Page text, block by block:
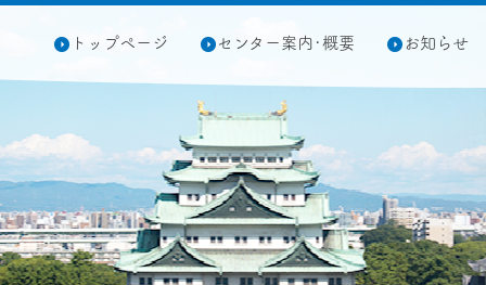
トップページ センター案内･概要 お知らせ